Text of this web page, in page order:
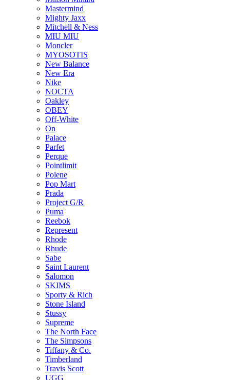
Mastermind
Mighty Jaxx
Mitchell & Ness
MIU MIU
Moncler
MYOSOTIS
New Balance
New Era
Nike
NOCTA
Oakley
OBEY
Off-White
On
Palace
Parfet
Perque
Pointlimit
Polene
Pop Mart
Prada
Project G/R
Puma
Reebok
Represent
Rhode
Rhude
Sabe
Saint Laurent
Salomon
SKIMS
Sporty & Rich
Stone Island
Stussy
Supreme
The North Face
The Simpsons
Tiffany & Co.
Timberland
Travis Scott
UGG